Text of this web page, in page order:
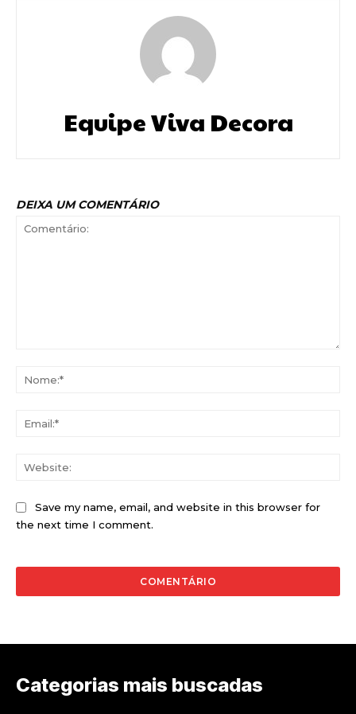
Equipe Viva Decora
DEIXA UM COMENTÁRIO
Save my name, email, and website in this browser for
the next time I comment.
Categorias mais buscadas